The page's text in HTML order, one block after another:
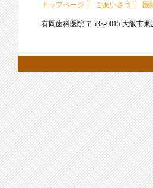
トップページ ごあいさつ 医
有岡歯科医院 〒533-0015 大阪市